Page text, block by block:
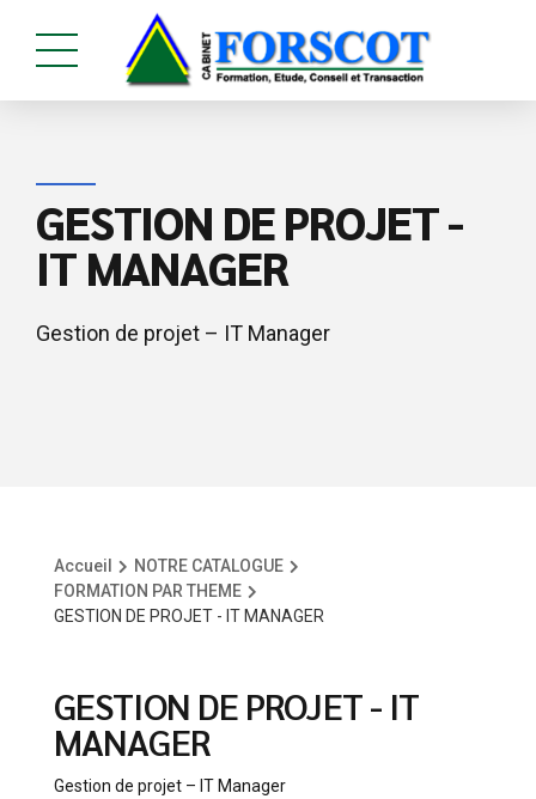
GESTION DE PROJET -
IT MANAGER
Gestion de projet – IT Manager
Accueil
NOTRE CATALOGUE
FORMATION PAR THEME
GESTION DE PROJET - IT MANAGER
GESTION DE PROJET - IT
MANAGER
Gestion de projet – IT Manager